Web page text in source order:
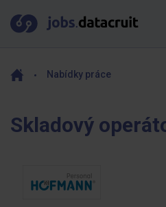
Nabídky práce
Skladový